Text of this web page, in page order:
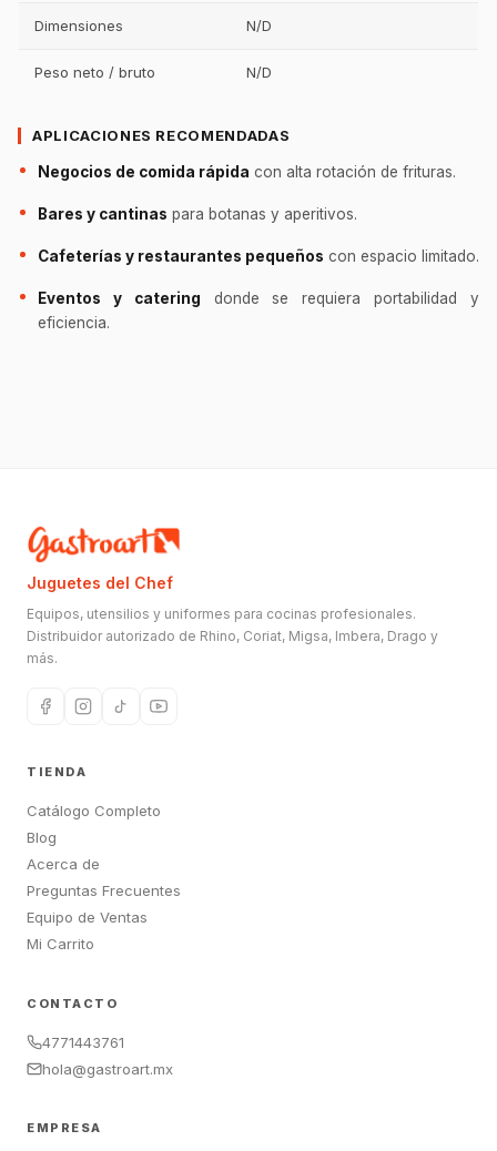
Dimensiones N/D
Peso neto / bruto N/D
APLICACIONES RECOMENDADAS
Negocios de comida rápida con alta rotación de frituras.
Bares y cantinas para botanas y aperitivos.
Cafeterías y restaurantes pequeños con espacio limitado.
Eventos y catering donde se requiera portabilidad y
eficiencia.
Juguetes del Chef
Equipos, utensilios y uniformes para cocinas profesionales.
Distribuidor autorizado de Rhino, Coriat, Migsa, Imbera, Drago y
más.
TIENDA
Catálogo Completo
Blog
Acerca de
Preguntas Frecuentes
Equipo de Ventas
Mi Carrito
CONTACTO
4771443761
hola@gastroart.mx
EMPRESA